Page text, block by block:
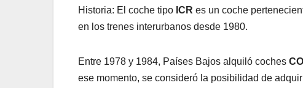
Historia: El coche tipo ICR es un coche
en los trenes interurbanos desde 1980.
Entre 1978 y 1984, Países Bajos alquiló coches
ese momento, se consideró la posibilidad de